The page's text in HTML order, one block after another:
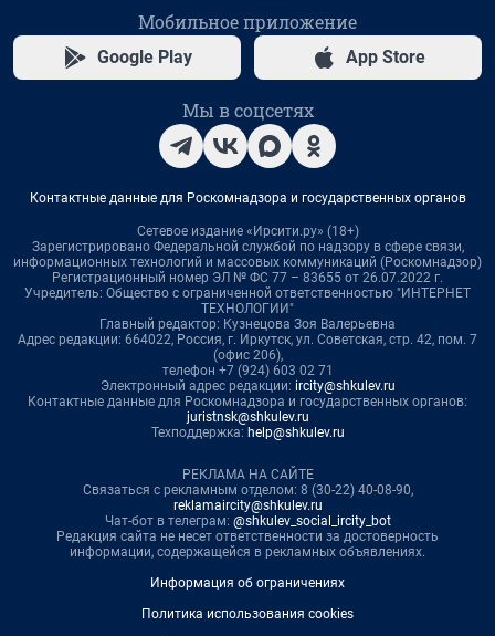
Мобильное приложение
Google Play App Store
Мы в соцсетях
Контактные данные для Роскомнадзора и государственных органов
Сетевое издание «Ирсити.ру» (18+)
Зарегистрировано Федеральной службой по надзору в сфере связи,
информационных технологий и массовых коммуникаций (Роскомнадзор)
Регистрационный номер ЭЛ № ФС 77 – 83655 от 26.07.2022 г.
Учредитель: Общество с ограниченной ответственностью "ИНТЕРНЕТ
ТЕХНОЛОГИИ"
Главный редактор: Кузнецова Зоя Валерьевна
Адрес редакции: 664022, Россия, г. Иркутск, ул. Советская, стр. 42, пом. 7
(офис 206),
телефон +7 (924) 603 02 71
Электронный адрес редакции: ircity@shkulev.ru
Контактные данные для Роскомнадзора и государственных органов:
juristnsk@shkulev.ru
Техподдержка: help@shkulev.ru
РЕКЛАМА НА САЙТЕ
Связаться с рекламным отделом: 8 (30-22) 40-08-90,
reklamaircity@shkulev.ru
Чат-бот в телеграм: @shkulev_social_ircity_bot
Редакция сайта не несет ответственности за достоверность
информации, содержащейся в рекламных объявлениях.
Информация об ограничениях
Политика использования cookies